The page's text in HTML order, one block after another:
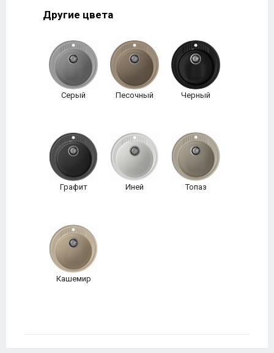
Другие цвета
Серый Песочный Черный
Графит Иней Топаз
Кашемир